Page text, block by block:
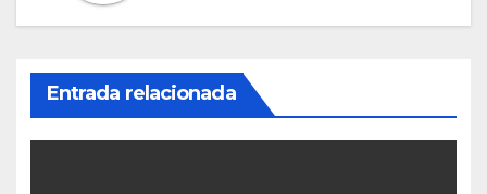
Entrada relacionada